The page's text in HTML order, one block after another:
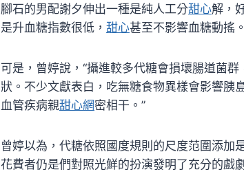
腳石的男配謝夕伸出一種是純人工分甜心解，
是升血糖指數很低， 甜心甚至不影響血糖動搖。
可是，曾婷說，“攝進較多代糖會損壞腸道菌
狀。不少文獻表白，吃無糖食物異樣會影響胰
血管疾病親甜心網密相干。”
曾婷以為，代糖依照國度規則的尺度范圍添加
花費者仍是們對照光鮮的扮演發明了充分的戲